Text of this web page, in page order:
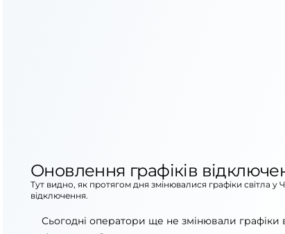
Оновлення графіків
Тут видно, як протягом дня змінювалися графіки світла у
відключення.
Сьогодні оператори ще не змінювали графіки